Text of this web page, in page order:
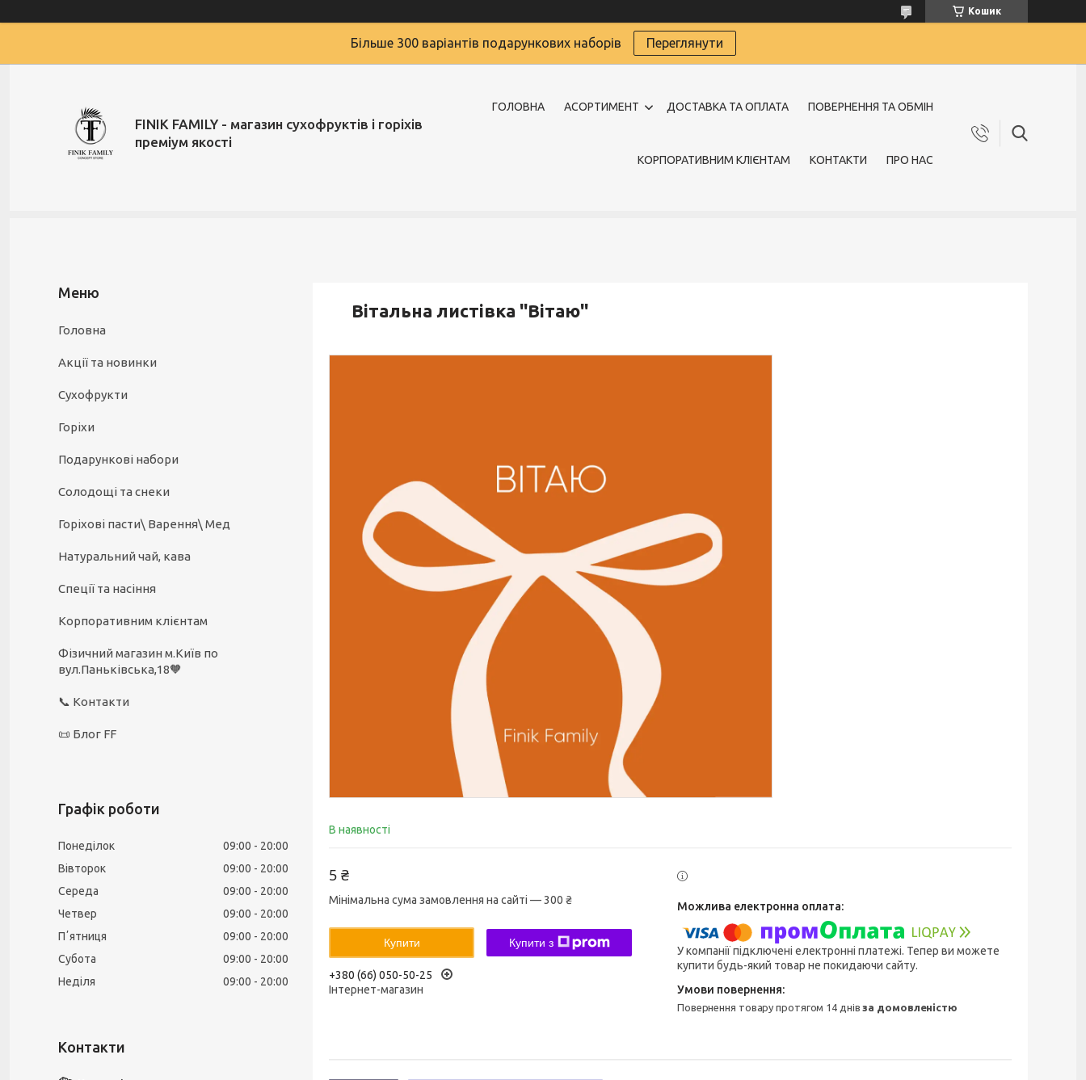
Кошик
Більше 300 варіантів подарункових наборів Переглянути
FINIK FAMILY - магазин сухофруктів і горіхів
преміум якості
ГОЛОВНА АСОРТИМЕНТ ДОСТАВКА ТА ОПЛАТА ПОВЕРНЕННЯ ТА ОБМІН
КОРПОРАТИВНИМ КЛІЄНТАМ КОНТАКТИ ПРО НАС
Вітальна листівка ''Вітаю''
В наявності
5 ₴
Мінімальна сума замовлення на сайті — 300 ₴
Купити Купити з
+380 (66) 050-50-25
Інтернет-магазин
У компанії підключені електронні платежі. Тепер ви можете
купити будь-який товар не покидаючи сайту.
повернення товару протягом 14 днівза домовленістю
Головна
Акції та новинки
Сухофрукти
Горіхи
Подарункові набори
Солодощі та снеки
Горіхові пасти\ Варення\ Мед
Натуральний чай, кава
Спеції та насіння
Корпоративним клієнтам
Фізичний магазин м.Київ по
вул.Паньківська,18🧡
📞 Контакти
📜 Блог FF
Графік роботи
Понеділок 09:00
20:00
Вівторок
09:00
20:00
Середа
09:00
20:00
Четвер
09:00
20:00
Пʼятниця
09:00
20:00
Субота
09:00
20:00
Неділя
09:00 20:00